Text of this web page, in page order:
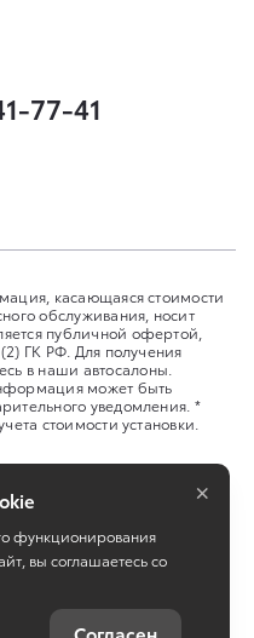
77-41
касающаяся стоимости
обслуживания, носит
публичной офертой,
ГК РФ. Для получения
в наши автосалоны.
может быть
уведомления. *
стоимости установки.
функционирования
вы соглашаетесь со
×